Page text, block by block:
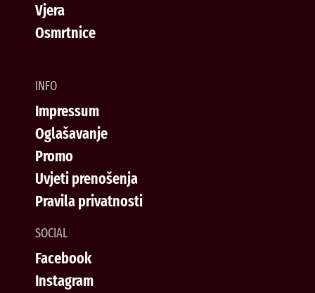
Vjera
Osmrtnice
INFO
Impressum
Oglašavanje
Promo
Uvjeti prenošenja
Pravila privatnosti
SOCIAL
Facebook
Instagram